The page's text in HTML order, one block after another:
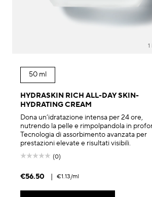
50 ml
HYDRASKIN RICH ALL-DAY SKIN-
HYDRATING CREAM
Dona un’idratazione intensa per 24 ore,
nutrendo la pelle e rimpolpandola in
Tecnologia di assorbimento avanzata per
prestazioni elevate e risultati visibili.
(0)
€56.50 | €1.13/ml